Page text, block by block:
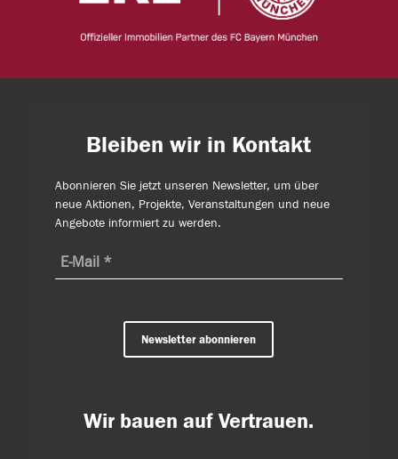
Bleiben wir in Kontakt
Abonnieren Sie jetzt unseren Newsletter, um über
neue Aktionen, Projekte, Veranstaltungen und neue
Angebote informiert zu werden.
Newsletter abonnieren
Wir bauen auf Vertrauen.